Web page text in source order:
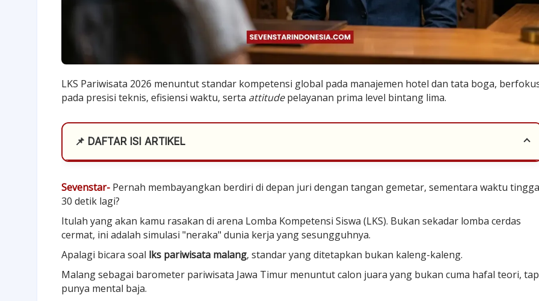
LKS Pariwisata 2026 menuntut standar kompetensi global pada manajemen hotel dan tata boga,
pada presisi teknis, efisiensi waktu, serta attitudepelayanan prima level bintang lima.
📌 DAFTAR ISI ARTIKEL
Sevenstar- Pernah membayangkan berdiri di depan juri dengan tangan gemetar, sementara waktu
30 detik lagi?
Itulah yang akan kamu rasakan di arena Lomba Kompetensi Siswa (LKS). Bukan sekadar lomba cerdas
cermat, ini adalah simulasi "neraka" dunia kerja yang sesungguhnya.
Apalagi bicara soal lks pariwisata malang, standar yang ditetapkan bukan kaleng-kaleng.
Malang sebagai barometer pariwisata Jawa Timur menuntut calon juara yang bukan cuma hafal teori,
punya mental baja.